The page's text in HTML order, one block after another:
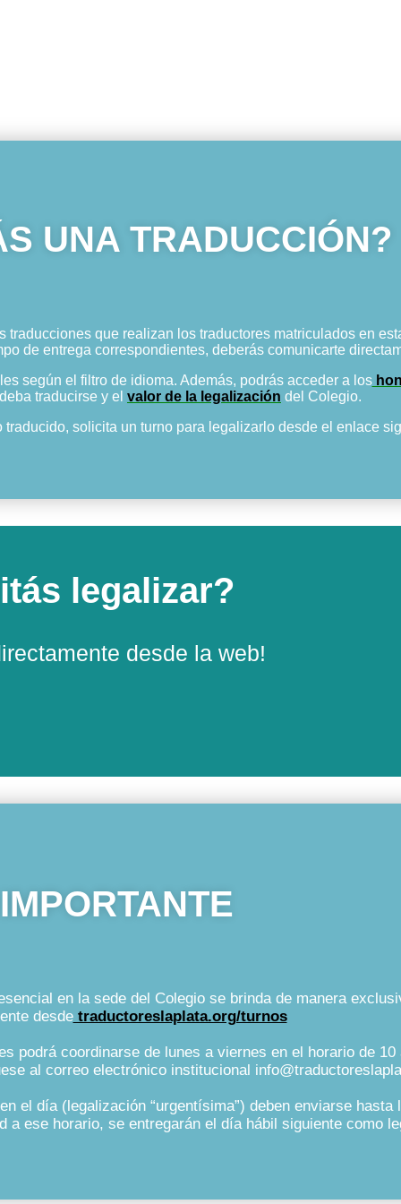
UNA TRADUCCIÓN?
traducciones que realizan los traductores matriculados en
de entrega correspondientes, deberás comunicarte
según el filtro de idioma. Además, podrás acceder a los
traducirse y el valor de la legalización del Colegio.
solicita un turno para legalizarlo desde el enlace
legalizar?
desde la web!
IMPORTANTE
en la sede del Colegio se brinda de manera
desdetraductoreslaplata.org/turnos
podrá coordinarse de lunes a viernes en el horario de 10
al correo electrónico institucional
el día (legalización “urgentísima”) deben enviarse
ese horario, se entregarán el día hábil siguiente como